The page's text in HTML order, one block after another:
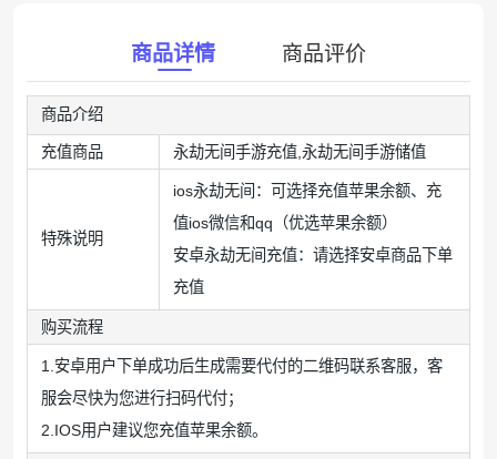
商品详情 商品评价
商品介绍
充值商品 永劫无间手游充值,永劫无间手游储值
特殊说明
ios永劫无间：可选择充值苹果余额、充
值ios微信和qq（优选苹果余额）
安卓永劫无间充值：请选择安卓商品下单
充值
购买流程
1.安卓用户下单成功后生成需要代付的二维码联系客服，客
服会尽快为您进行扫码代付；
2.IOS用户建议您充值苹果余额。